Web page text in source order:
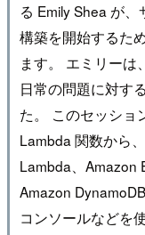
る Emily Shea が
構築を開始するた
ます。 エミリーは
日常の問題に対す
た。 このセッショ
Lambda 関数から
Lambda、Amazon
Amazon
コンソールなどを